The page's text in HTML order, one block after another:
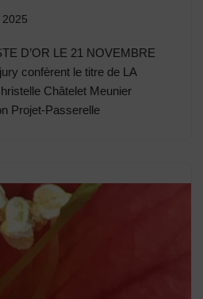
D’OR LE 21 NOVEMBRE
confèrent le titre de LA
Châtelet Meunier
Projet-Passerelle